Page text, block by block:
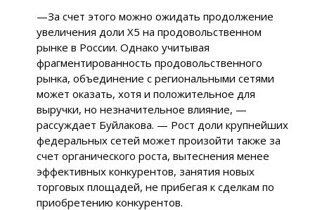
—За счет этого можно ожидать продолжение
увеличения доли X5 на продовольственном
рынке в России. Однако учитывая
фрагментированность продовольственного
рынка, объединение с региональными сетями
может оказать, хотя и положительное для
выручки, но незначительное влияние, —
рассуждает Буйлакова. — Рост доли крупнейших
федеральных сетей может произойти также за
счет органического роста, вытеснения менее
эффективных конкурентов, занятия новых
торговых площадей, не прибегая к сделкам по
приобретению конкурентов.